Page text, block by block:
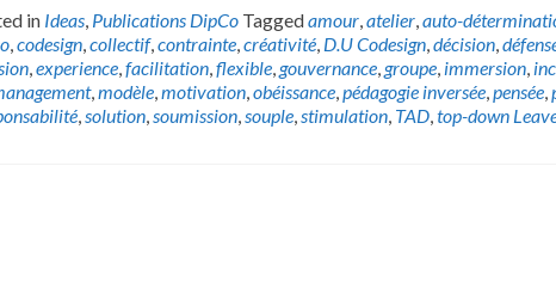
in Ideas, Publications DipCo Taggedamour,atelier,auto-
,codesign,collectif,contrainte,créativité, D.U Codesign,décision,
,experience,facilitation,flexible,gouvernance,groupe, immersion,
,modèle,motivation,obéissance,pédagogie inversée,pensée,
,solution,soumission,souple,stimulation, TAD,top-down